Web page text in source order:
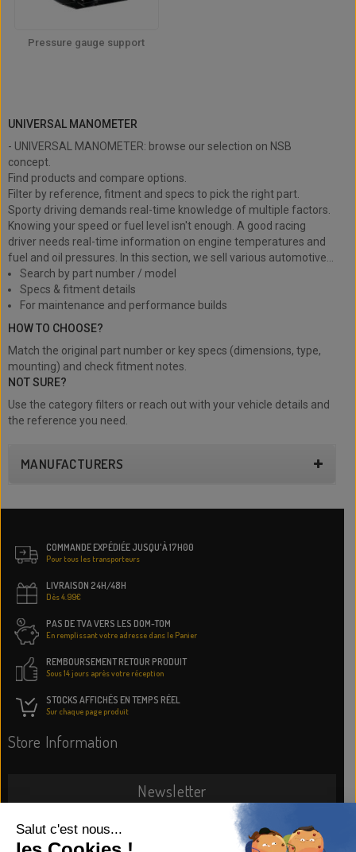
Pressure gauge support
UNIVERSAL MANOMETER
- UNIVERSAL MANOMETER: browse our selection on NSB
concept.
Find products and compare options.
Filter by reference, fitment and specs to pick the right part.
Sporty driving demands real-time knowledge of multiple factors.
Knowing your speed or fuel level isn't enough. A good racing
driver needs real-time information on engine temperatures and
fuel and oil pressures. In this section, we sell various automotive...
Search by part number / model
Specs & fitment details
For maintenance and performance builds
HOW TO CHOOSE?
Match the original part number or key specs (dimensions, type,
mounting) and check fitment notes.
NOT SURE?
Use the category filters or reach out with your vehicle details and
the reference you need.
MANUFACTURERS
COMMANDE EXPÉDIÉE JUSQU'À 17H00
Pour tous les transporteurs
LIVRAISON 24H/48H
Dès 4.99€
PAS DE TVA VERS LES DOM-TOM
En remplissant votre adresse dans le Panier
REMBOURSEMENT RETOUR PRODUIT
Sous 14 jours après votre réception
STOCKS AFFICHÉS EN TEMPS RÉEL
Sur chaque page produit
Store Information
Newsletter